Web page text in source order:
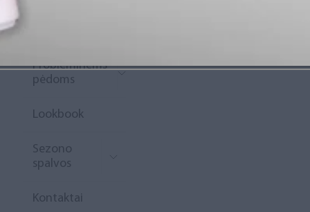
Probleminėms
pėdoms
Lookbook
Sezono
spalvos
Kontaktai